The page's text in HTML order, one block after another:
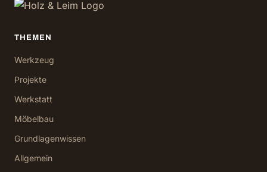
THEMEN
Werkzeug
Projekte
Werkstatt
Möbelbau
Grundlagenwissen
Allgemein